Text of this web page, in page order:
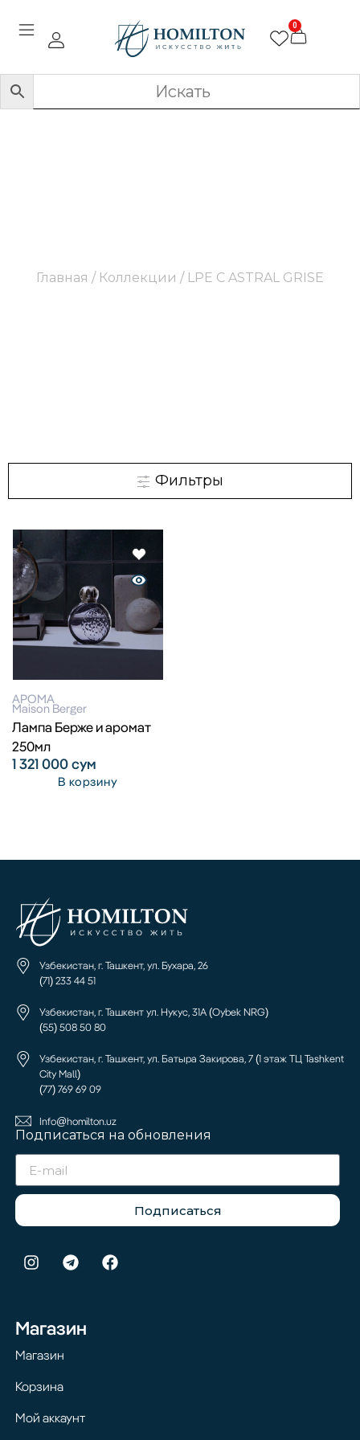
0
Главная / Коллекции / LPE C ASTRAL GRISE
Фильтры
АРОМА
Maison Berger
Лампа Берже и аромат
250мл
1 321 000сум
В корзину
Узбекистан, г. Ташкент, ул. Бухара, 26
(71) 233 44 51
Узбекистан, г. Ташкент ул. Нукус, 31А (Oybek NRG)
(55) 508 50 80
Узбекистан, г. Ташкент, ул. Батыра Закирова, 7 (1 этаж ТЦ Tashkent
City Mall)
(77) 769 69 09
Info@homilton.uz
Подписаться на обновления
Подписаться
Магазин
Магазин
Корзина
Мой аккаунт